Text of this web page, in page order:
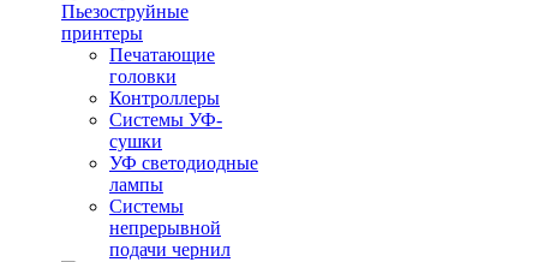
Пьезоструйные
принтеры
Печатающие
головки
Контроллеры
Системы УФ-
сушки
УФ светодиодные
лампы
Системы
непрерывной
подачи чернил